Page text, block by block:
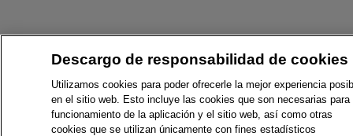
Descargo de responsabilidad de cookies
Utilizamos cookies para poder ofrecerle la mejor experiencia
en el sitio web. Esto incluye las cookies que son necesarias para
funcionamiento de la aplicación y el sitio web, así como otras
cookies que se utilizan únicamente con fines estadísticos